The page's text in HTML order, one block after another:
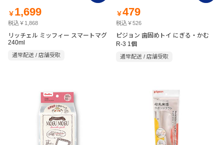
￥ 1,699
税込￥1,868
リッチェル ミッフィー スマートマグ
240ml
通常配送 / 店舗受取
￥479
税込￥526
ピジョン 歯固めトイ にぎる・かむ
R-3 1個
通常配送 / 店舗受取